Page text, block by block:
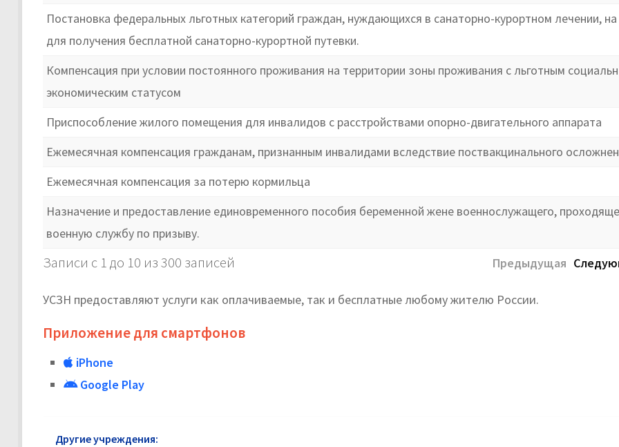
Постановка федеральных льготных категорий граждан, нуждающихся в санаторно-курортном лечении, на
для получения бесплатной санаторно-курортной путевки.
Компенсация при условии постоянного проживания на территории зоны проживания с льготным
экономическим статусом
Приспособление жилого помещения для инвалидов с расстройствами опорно-двигательного аппарата
Ежемесячная компенсация гражданам, признанным инвалидами вследствие поствакцинального
Ежемесячная компенсация за потерю кормильца
Назначение и предоставление единовременного пособия беременной жене военнослужащего,
военную службу по призыву.
Записи с 1 до 10 из 300 записей Предыдущая
УСЗН предоставляют услуги как оплачиваемые, так и бесплатные любому жителю России.
Приложение для смартфонов
iPhone
Google Play
Другие учреждения: